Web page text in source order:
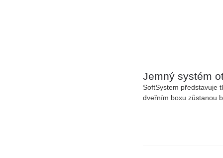
Jemný systém
SoftSystem představuje
dveřním boxu zůstanou